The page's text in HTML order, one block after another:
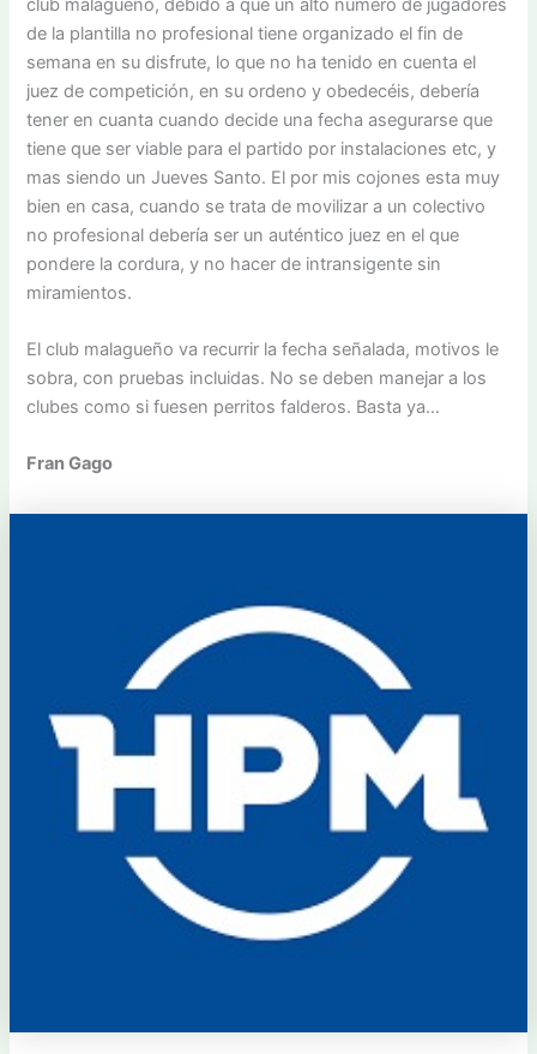
club malagueño, debido a que un alto número de jugadores
de la plantilla no profesional tiene organizado el fin de
semana en su disfrute, lo que no ha tenido en cuenta el
juez de competición, en su ordeno y obedecéis, debería
tener en cuanta cuando decide una fecha asegurarse que
tiene que ser viable para el partido por instalaciones etc, y
mas siendo un Jueves Santo. El por mis cojones esta muy
bien en casa, cuando se trata de movilizar a un colectivo
no profesional debería ser un auténtico juez en el que
pondere la cordura, y no hacer de intransigente sin
miramientos.
El club malagueño va recurrir la fecha señalada, motivos le
sobra, con pruebas incluidas. No se deben manejar a los
clubes como si fuesen perritos falderos. Basta ya…
Fran Gago